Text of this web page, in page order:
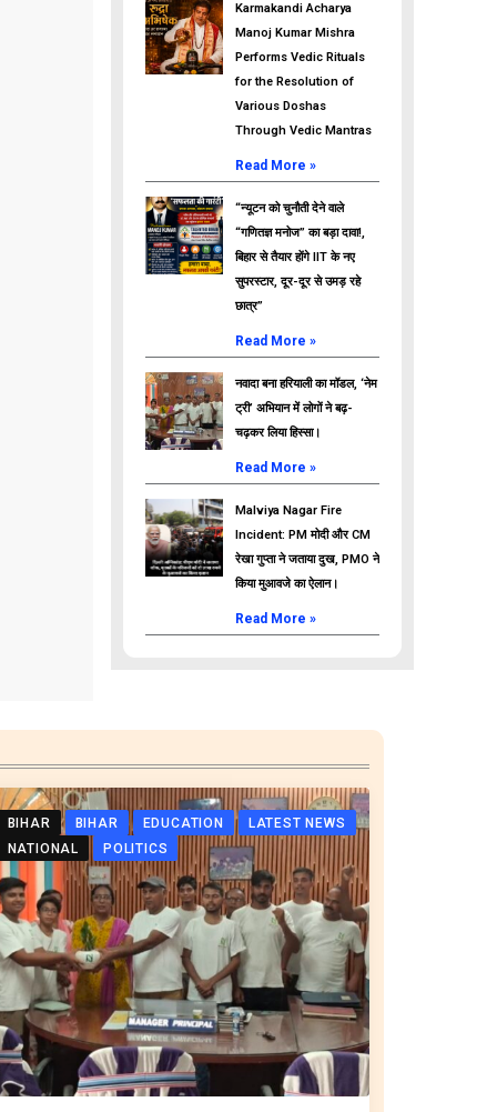
Karmakandi Acharya
Manoj Kumar Mishra
Performs Vedic Rituals
for the Resolution of
Various Doshas
Through Vedic Mantras
Read More »
“न्यूटन को चुनौती देने वाले
“गणितज्ञ मनोज” का बड़ा दावा!,
बिहार से तैयार होंगे IIT के नए
सुपरस्टार, दूर-दूर से उमड़ रहे
छात्र”
Read More »
नवादा बना हरियाली का मॉडल, ‘नेम
ट्री’ अभियान में लोगों ने बढ़-
चढ़कर लिया हिस्सा।
Read More »
Malviya Nagar Fire
Incident: PM मोदी और CM
रेखा गुप्ता ने जताया दुख, PMO ने
किया मुआवजे का ऐलान।
Read More »
BIHAR BIHAR EDUCATION
LATEST NEWS
NATIONAL
POLITICS